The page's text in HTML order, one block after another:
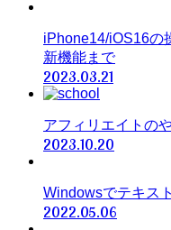
iPhone14/iOS16の
新機能まで
2023.03.21
アフィリエイトの
2023.10.20
Windowsでテキス
2022.05.06